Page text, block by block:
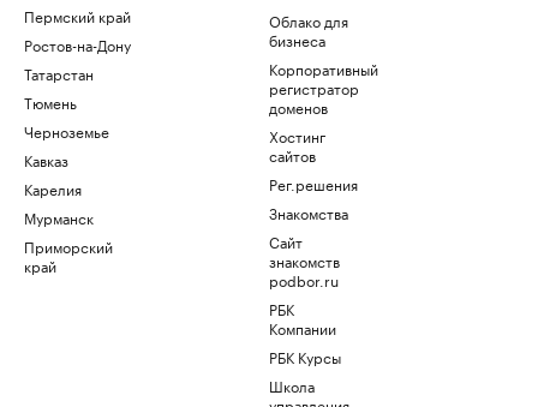
Пермский край
Ростов-на-Дону
Татарстан
Тюмень
Черноземье
Кавказ
Карелия
Мурманск
Приморский
край
Облако для
бизнеса
Корпоративный
регистратор
доменов
Хостинг
сайтов
Рег.решения
Знакомства
Сайт
знакомств
podbor.ru
РБК
Компании
РБК Курсы
Школа